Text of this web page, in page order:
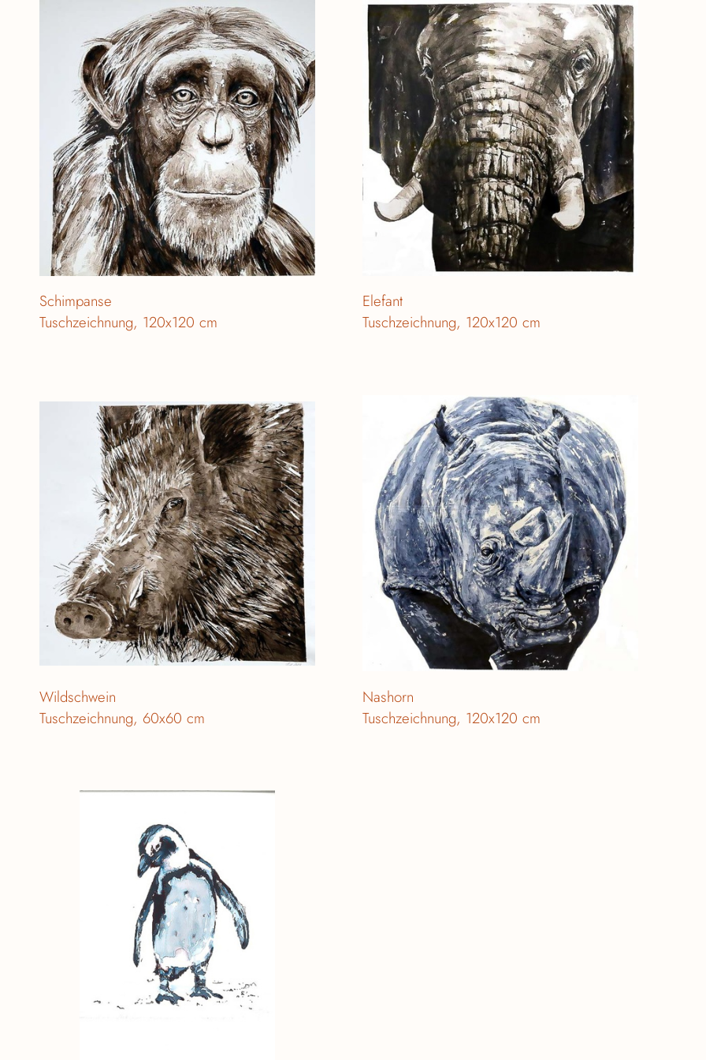
Schimpanse
Tuschzeichnung, 120x120 cm
Elefant
Tuschzeichnung, 120x120 cm
Wildschwein
Tuschzeichnung, 60x60 cm
Nashorn
Tuschzeichnung, 120x120 cm